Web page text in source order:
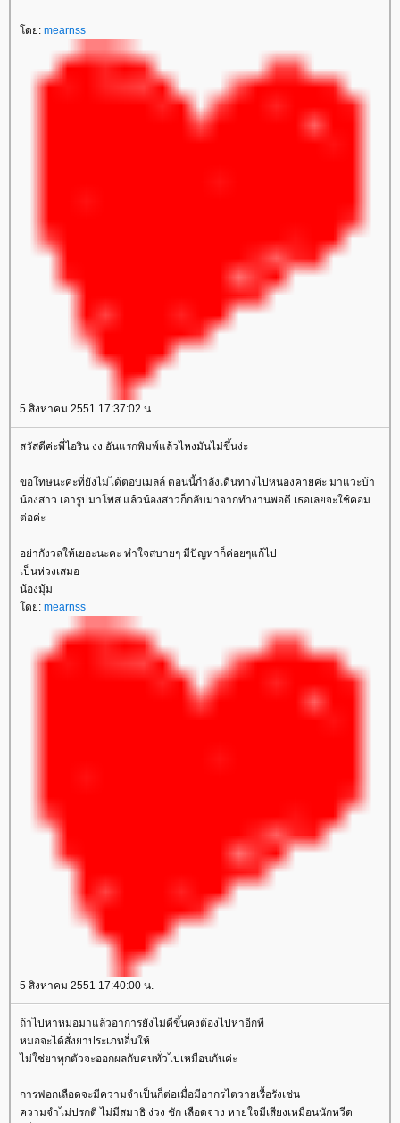
ดย: mearnss
5 สิงหาคม 2551 17:37:02 น.
สวัสดีค่ะพี่ไอริน งง อันแรกพิมพ์แล้วไหงมันไม่ขึ้นง่ะ
ขอโทษนะคะที่ยังไม่ได้ตอบเมลล์ ตอนนี้กำลังเดินทางไปหนองคายค่ะ มาแวะบ้า
น้องสาว เอารูปมาโพส แล้วน้องสาวก็กลับมาจากทำงานพอดี เธอเลยจะใช้คอม
ต่อค่ะ
อย่ากังวลให้เยอะนะคะ ทำใจสบายๆ มีปัญหาก็ค่อยๆแก้ไป
เป็นห่วงเสมอ
น้องมุ้ม
ดย: mearnss
5 สิงหาคม 2551 17:40:00 น.
ถ้าไปหาหมอมาแล้วอาการยังไม่ดีขึ้นคงต้องไปหาอีกที
หมอจะได้สั่งยาประเภทอื่นให้
ไม่ใช่ยาทุกตัวจะออกผลกับคนทั่วไปเหมือนกันค่ะ
การฟอกเลือดจะมีความจำเป็นก็ต่อเมื่อมีอากรไตวายเรื้อรังเช่น
ความจำไม่ปรกติ ไม่มีสมาธิ ง่วง ชัก เลือดจาง หายใจมีเสียงเหมือนนักหวีด